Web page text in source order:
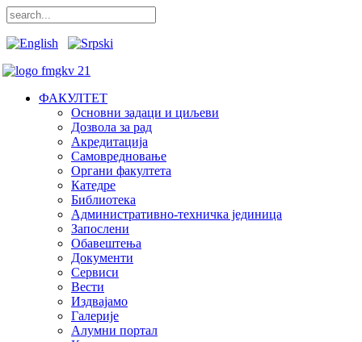
ФАКУЛТЕТ
Основни задаци и циљеви
Дозвола за рад
Акредитација
Самовредновање
Органи факултета
Катедре
Библиотека
Административно-техничка јединица
Запослени
Обавештења
Документи
Сервиси
Вести
Издвајамо
Галерије
Алумни портал